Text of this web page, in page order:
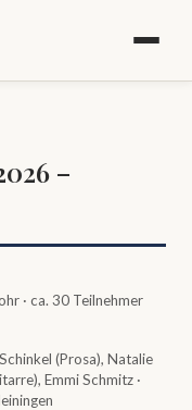
–
· ca. 30 Teilnehmer
(Prosa), Natalie
Emmi Schmitz ·